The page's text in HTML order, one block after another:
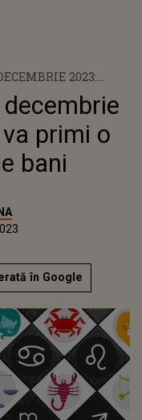
2023:
O SUMĂ MARE DE
primi o
bani
în Google